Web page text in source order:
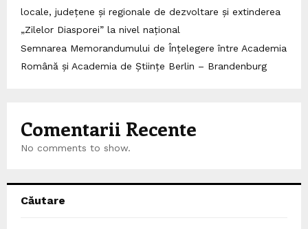
locale, județene și regionale de dezvoltare și extinderea
„Zilelor Diasporei” la nivel național
Semnarea Memorandumului de Înțelegere între Academia
Română și Academia de Științe Berlin – Brandenburg
Comentarii Recente
No comments to show.
Căutare